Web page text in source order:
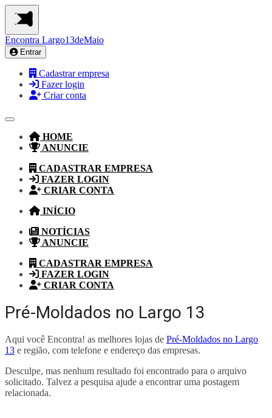
Encontra Largo13deMaio
Entrar
Cadastrar empresa
Fazer login
Criar conta
HOME
ANUNCIE
CADASTRAR EMPRESA
FAZER LOGIN
CRIAR CONTA
INÍCIO
NOTÍCIAS
ANUNCIE
CADASTRAR EMPRESA
FAZER LOGIN
CRIAR CONTA
Pré-Moldados no Largo 13
Aqui você Encontra! as melhores lojas de Pré-Moldados no Largo
13 e região, com telefone e endereço das empresas.
Desculpe, mas nenhum resultado foi encontrado para o arquivo
solicitado. Talvez a pesquisa ajude a encontrar uma postagem
relacionada.